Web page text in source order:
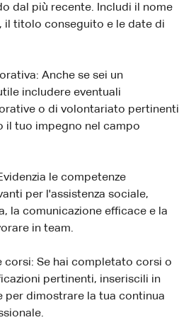
dal più recente. Includi il nome
il titolo conseguito e le date di
Anche se sei un
includere eventuali
o di volontariato pertinenti
il tuo impegno nel campo
le competenze
per l'assistenza sociale,
la comunicazione efficace e la
in team.
corsi: Se hai completato corsi o
pertinenti, inseriscili in
per dimostrare la tua continua